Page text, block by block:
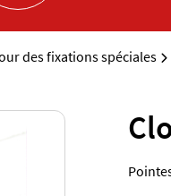
des fixations spéciales